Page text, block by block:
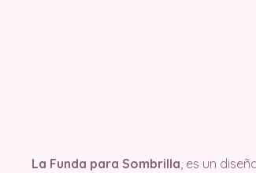
La Funda para Sombrilla, es un